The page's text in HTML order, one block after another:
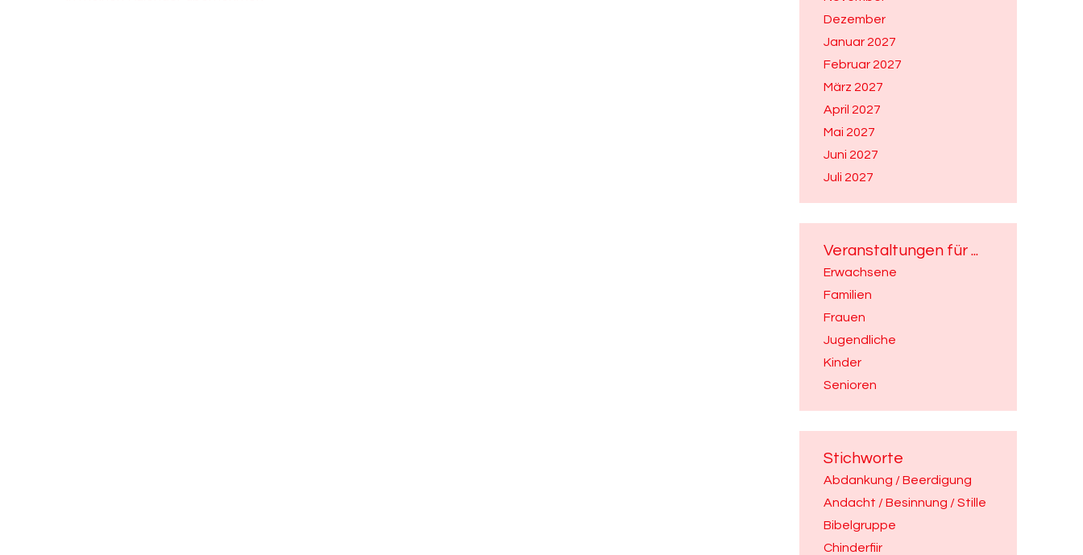
Dezember
Januar 2027
Februar 2027
März 2027
April 2027
Mai 2027
Juni 2027
Juli 2027
Veranstaltungen für ...
Erwachsene
Familien
Frauen
Jugendliche
Kinder
Senioren
Stichworte
Abdankung / Beerdigung
Andacht / Besinnung / Stille
Bibelgruppe
Chinderfiir